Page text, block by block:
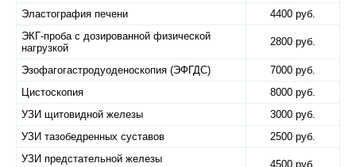
Эластография печени
4400 руб.
ЭКГ-проба с дозированной физической
нагрузкой
2800 руб.
Эзофагогастродуоденоскопия (ЭФГДС)
7000 руб.
Цистоскопия
8000 руб.
УЗИ щитовидной железы
3000 руб.
УЗИ тазобедренных суставов
2500 руб.
УЗИ предстательной железы
4500 руб.